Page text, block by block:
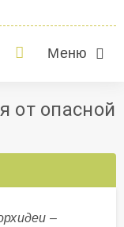
Меню
от опасной
–